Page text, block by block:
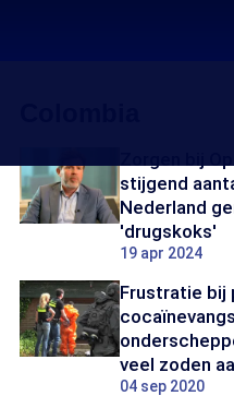
stijgend
Nederland
'drugskoks'
19 apr 2024
Frustratie bij
veel zoden
04 sep 2020